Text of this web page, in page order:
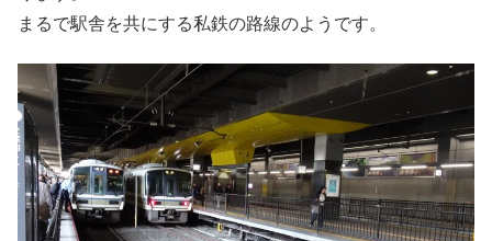
まるで駅舎を共にする私鉄の路線のようです。